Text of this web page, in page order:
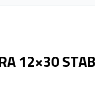
12×30